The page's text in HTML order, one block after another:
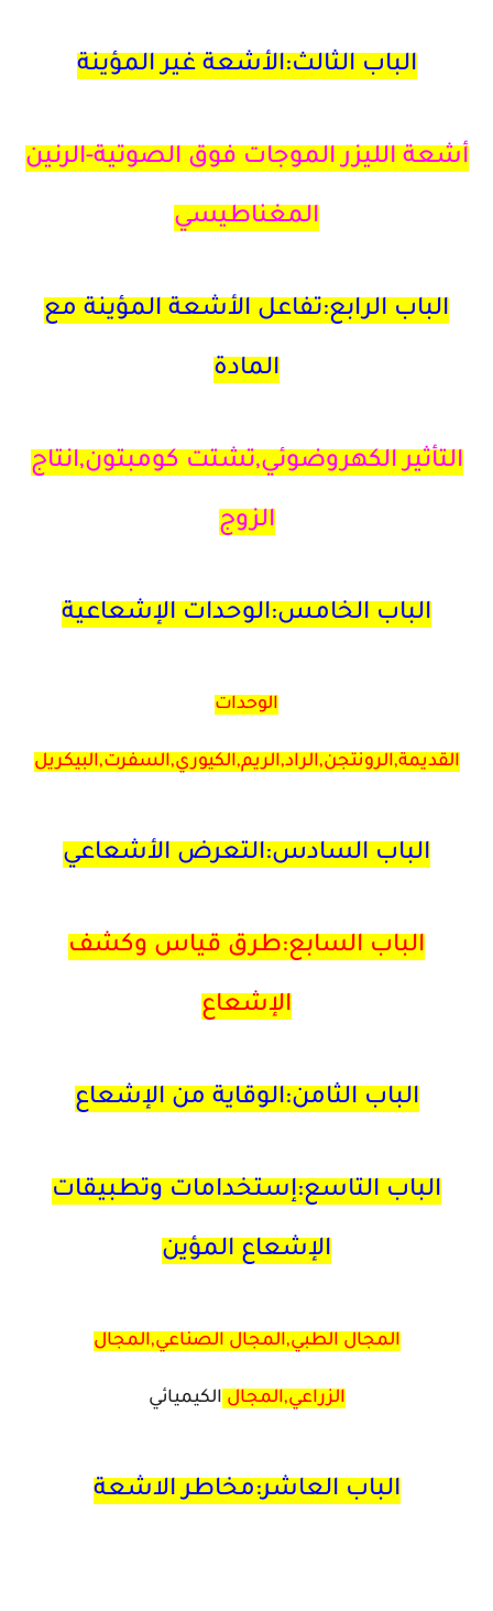
الباب الثالث:الأشعة غير المؤينة
أشعة الليزر الموجات فوق الصوتية-الرنين
المغناطيسي
الباب الرابع:تفاعل الأشعة المؤينة مع
المادة
التأثير الكهروضوئي,تشتت كومبتون,انتاج
الزوج
الباب الخامس:الوحدات الإشعاعية
الوحدات
القديمة,الرونتجن,الراد,الريم,الكيوري,السفرت,البيكريل
الباب السادس:التعرض الأشعاعي
الباب السابع:طرق قياس وكشف
الإشعاع
الباب الثامن:الوقاية من الإشعاع
الباب التاسع:إستخدامات وتطبيقات
الإشعاع المؤين
المجال الطبي,المجال الصناعي,المجال
الزراعي,المجال الكيميائي
الباب العاشر:مخاطر الاشعة